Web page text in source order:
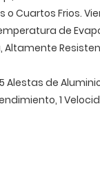
o Cuartos Frios.
de
Alestas de
1